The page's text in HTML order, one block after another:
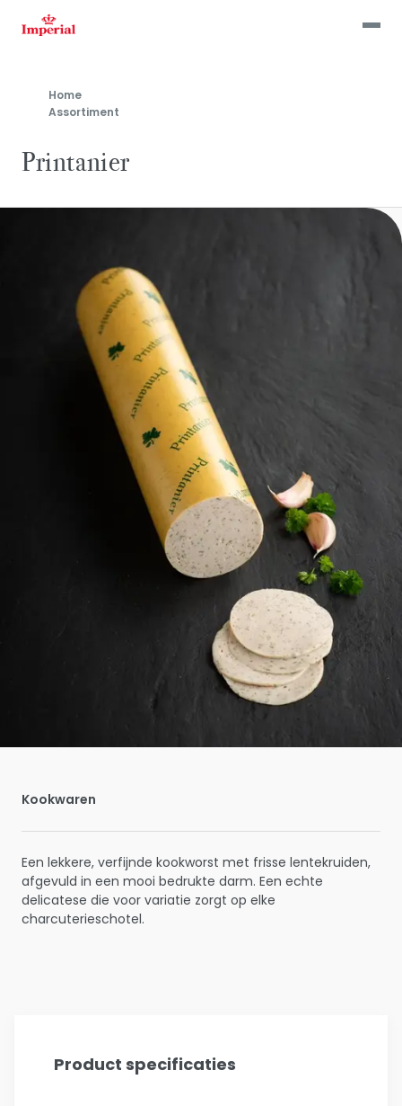
Home
Assortiment
Printanier
Kookwaren
Een lekkere, verfijnde kookworst met frisse lentekruiden,
afgevuld in een mooi bedrukte darm. Een echte
delicatese die voor variatie zorgt op elke
charcuterieschotel.
Product specificaties